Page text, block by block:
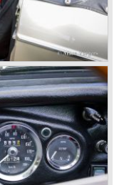
CORPORATION,
door de fusie van
Morris en
MOTOR CORP.
in 1975.